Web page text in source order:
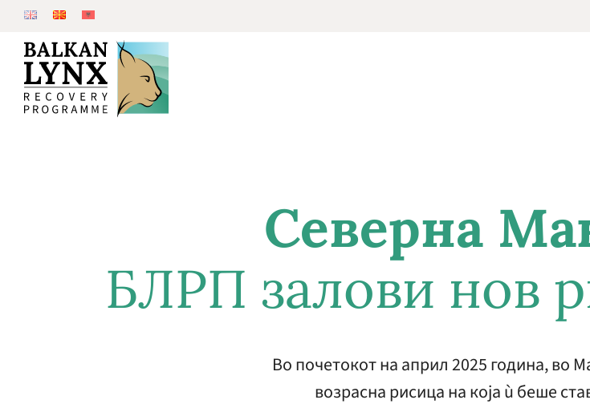
Северна
БЛРП залови нов
Во почетокот на април 2025 година, во
возрасна рисица на која ù беше